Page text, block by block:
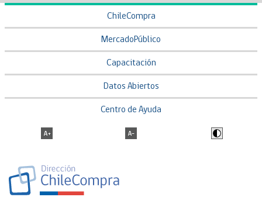
ChileCompra
MercadoPúblico
Capacitación
Datos Abiertos
Centro de Ayuda